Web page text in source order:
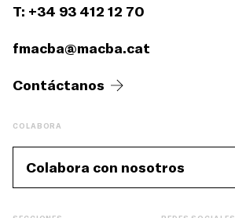
T: +34 93 412 12 70
fmacba@macba.cat
Contáctanos
COLABORA
Colabora con nosotros